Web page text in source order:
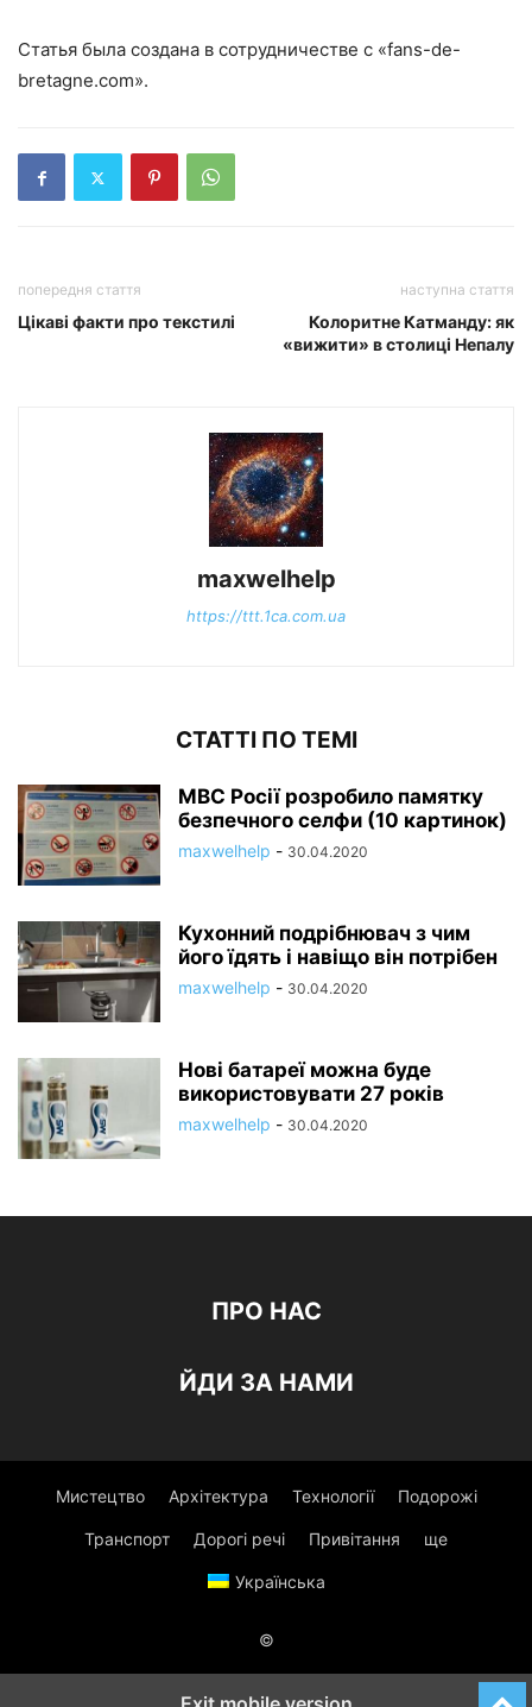
Статья была создана в сотрудничестве с «fans-de-
bretagne.com».
попередня стаття
Цікаві факти про текстилі
наступна стаття
Колоритне Катманду: як
«вижити» в столиці Непалу
maxwelhelp
https://ttt.1ca.com.ua
СТАТТІ ПО ТЕМІ
МВС Росії розробило памятку
безпечного селфи (10 картинок)
maxwelhelp - 30.04.2020
Кухонний подрібнювач з чим
його їдять і навіщо він потрібен
maxwelhelp - 30.04.2020
Нові батареї можна буде
використовувати 27 років
maxwelhelp - 30.04.2020
ПРО НАС
ЙДИ ЗА НАМИ
Мистецтво Архітектура Технології Подорожі
Транспорт Дорогі речі Привітання ще
Українська
©